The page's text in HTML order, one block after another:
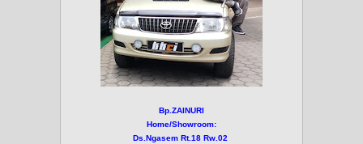
Bp.ZAINURI
Home/Showroom:
Ds.Ngasem Rt.18 Rw.02